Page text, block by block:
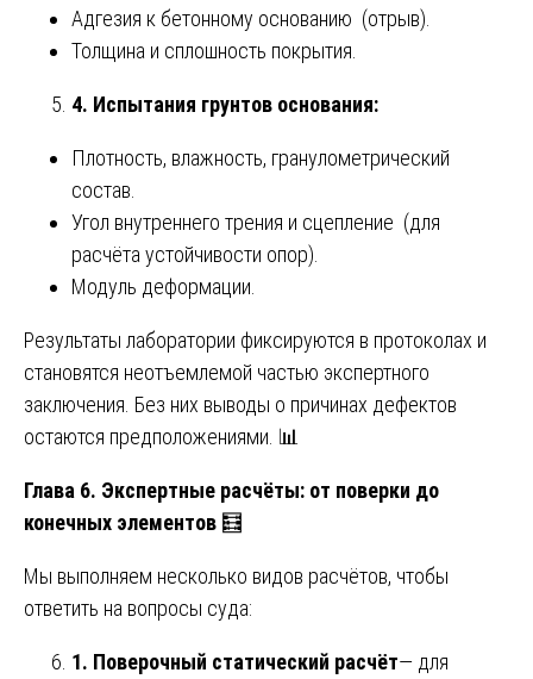
Адгезия к бетонному основанию (отрыв).
Толщина и сплошность покрытия.
4. Испытания грунтов основания:
Плотность, влажность, гранулометрический
состав.
Угол внутреннего трения и сцепление (для
расчёта устойчивости опор).
Модуль деформации.
Результаты лаборатории фиксируются в протоколах и
становятся неотъемлемой частью экспертного
заключения. Без них выводы о причинах дефектов
остаются предположениями. 📊
Глава 6. Экспертные расчёты: от поверки до
конечных элементов 🧮
Мы выполняем несколько видов расчётов, чтобы
ответить на вопросы суда:
1. Поверочный статический расчёт— для